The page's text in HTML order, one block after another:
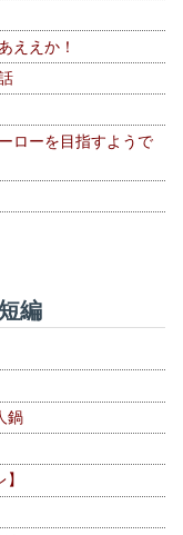
ええか！
ローを目指すようで
編
鍋